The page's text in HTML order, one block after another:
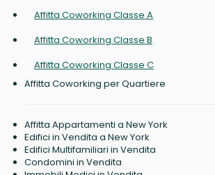
Affitta Coworking Classe A
Affitta Coworking Classe B
Affitta Coworking Classe C
Affitta Coworking per Quartiere
Affitta Appartamenti a New York
Edifici in Vendita a New York
Edifici Multifamiliari in Vendita
Condomini in Vendita